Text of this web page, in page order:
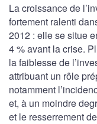
La croissance de
fortement ralenti
2012 : elle se situe
4 % avant la crise.
la faiblesse de
attribuant un rôle
notamment
et, à un moindre
et le resserrement